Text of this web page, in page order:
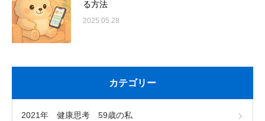
る方法
2025.05.28
カテゴリー
2021年 健康思考 59歳の私